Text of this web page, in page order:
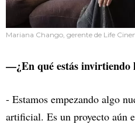
Mariana Chango, gerente de Life
—¿En qué estás invirtiendo
- Estamos empezando algo
artificial. Es un proyecto aún